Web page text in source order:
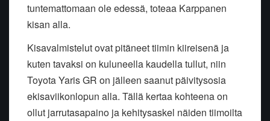
tuntemattomaan ole edessä, toteaa Karppanen
kisan alla.
Kisavalmistelut ovat pitäneet tiimin kiireisenä ja
kuten tavaksi on kuluneella kaudella tullut, niin
Toyota Yaris GR on jälleen saanut päivitysosia
ekisaviikonlopun alla. Tällä kertaa kohteena on
ollut jarrutasapaino ja kehitysaskel näiden tiimoilta